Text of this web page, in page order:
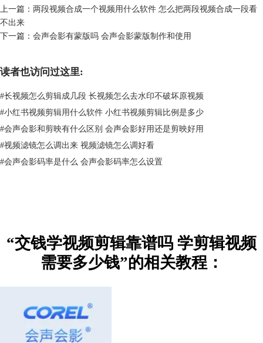
而如果是公众号、抖音这些私人的课程，讲解的内容都是如何变现、如何
的操作演示内容，是非常不靠谱的。这些不是在教技巧，很多只是带吸流
量、忽悠的性质，比如多少天回本，一周就能赚上千，都是不靠谱的。
二、学剪辑视频需要多少钱
如果想通过交钱学视频剪辑的方式快速上手视频的制作，那么，学视频剪
小伙伴，大部分都能通过基础的学习快速掌握视频剪辑的技巧，对于简单
的视频剪切、拼接等操作可以熟练掌握。
上一篇： 两段视频合成一个视频用什么软件 怎么把两段视频合成一段看
不出来
下一篇： 会声会影有蒙版吗 会声会影蒙版制作和使用
读者也访问过这里:
#长视频怎么剪辑成几段 长视频怎么去水印不破坏原视频
#小红书视频剪辑用什么软件 小红书视频剪辑比例是多少
#会声会影和剪映有什么区别 会声会影好用还是剪映好用
#视频滤镜怎么调出来 视频滤镜怎么调好看
#会声会影码率是什么 会声会影码率怎么设置
“交钱学视频剪辑靠谱吗 学剪辑视频
需要多少钱”的相关教程：